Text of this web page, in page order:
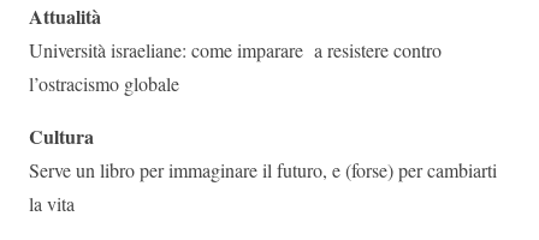
Attualità
Università israeliane: come imparare a resistere contro
l’ostracismo globale
Cultura
Serve un libro per immaginare il futuro, e (forse) per cambiarti
la vita